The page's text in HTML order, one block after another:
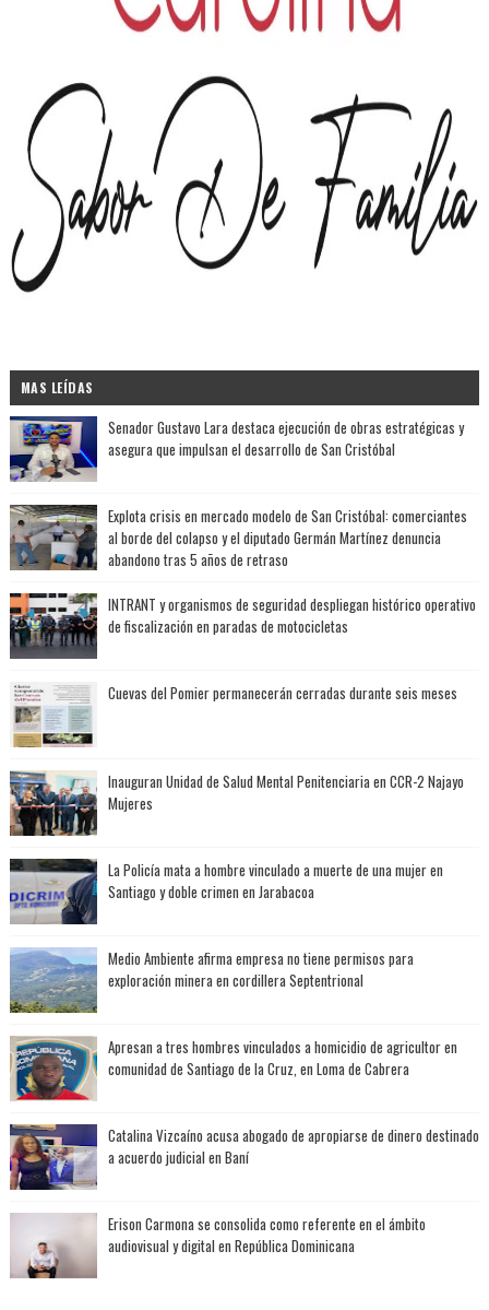
MAS LEÍDAS
Senador Gustavo Lara destaca ejecución de obras estratégicas y
asegura que impulsan el desarrollo de San Cristóbal
Explota crisis en mercado modelo de San Cristóbal: comerciantes
al borde del colapso y el diputado Germán Martínez denuncia
abandono tras 5 años de retraso
INTRANT y organismos de seguridad despliegan histórico operativo
de fiscalización en paradas de motocicletas
Cuevas del Pomier permanecerán cerradas durante seis meses
Inauguran Unidad de Salud Mental Penitenciaria en CCR-2 Najayo
Mujeres
La Policía mata a hombre vinculado a muerte de una mujer en
Santiago y doble crimen en Jarabacoa
Medio Ambiente afirma empresa no tiene permisos para
exploración minera en cordillera Septentrional
Apresan a tres hombres vinculados a homicidio de agricultor en
comunidad de Santiago de la Cruz, en Loma de Cabrera
Catalina Vizcaíno acusa abogado de apropiarse de dinero destinado
a acuerdo judicial en Baní
Erison Carmona se consolida como referente en el ámbito
audiovisual y digital en República Dominicana